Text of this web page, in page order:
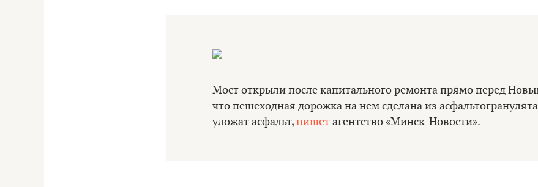
Мост открыли после капитального ремонта прямо перед
что пешеходная дорожка на нем сделана из
уложат асфальт,пишетагентство «Минск-Новости».